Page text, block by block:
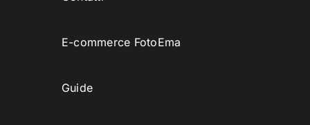
E-commerce FotoEma
Guide